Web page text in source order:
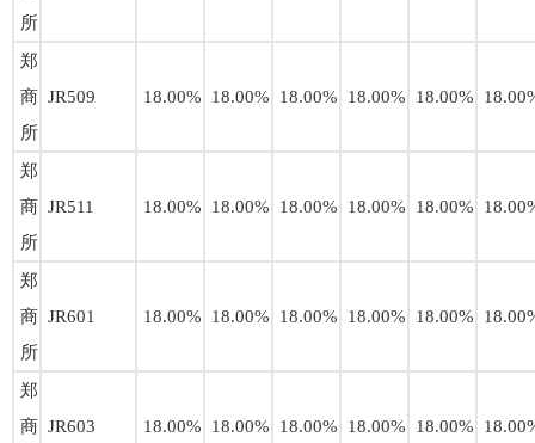
所
郑
商
所
JR509 18.00% 18.00% 18.00% 18.00% 18.00%
郑
商
所
JR511 18.00% 18.00% 18.00% 18.00% 18.00%
郑
商
所
JR601 18.00% 18.00% 18.00% 18.00% 18.00%
郑
商 JR603 18.00% 18.00% 18.00% 18.00% 18.00%